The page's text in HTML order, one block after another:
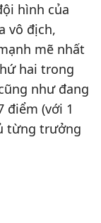
hình của
vô địch,
mẽ nhất
hai trong
như đang
điểm (với 1
từng trưởng